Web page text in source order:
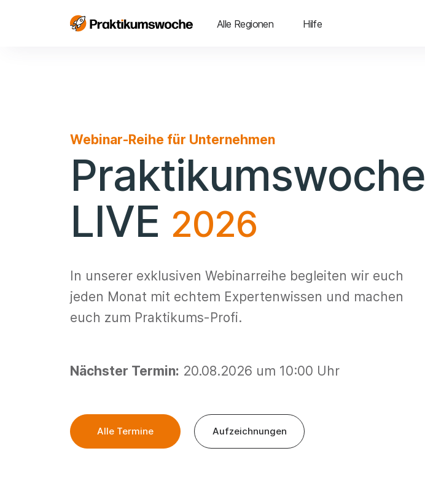
Alle Regionen Hilfe
Webinar-Reihe für Unternehmen
Praktikumswoche
LIVE 2026
In unserer exklusiven Webinarreihe begleiten wir euch
jeden Monat mit echtem Expertenwissen und machen
euch zum Praktikums-Profi.
Nächster Termin: 20.08.2026 um 10:00 Uhr
Alle Termine Aufzeichnungen